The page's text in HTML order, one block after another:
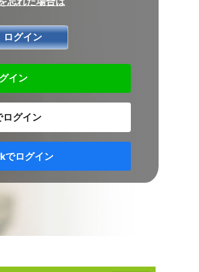
イン
グイン
でログイン